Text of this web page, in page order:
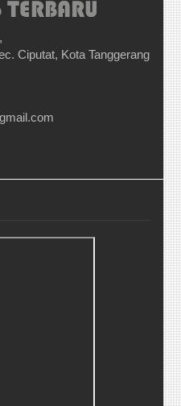
Ciputat, Kota Tanggerang